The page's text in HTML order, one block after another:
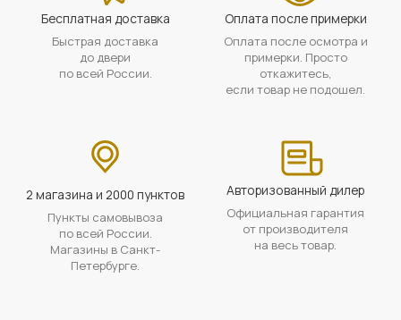
Бесплатная доставка
Быстрая доставка
до двери
по всей России.
Оплата после примерки
Оплата после осмотра и
примерки. Просто
откажитесь,
если товар не подошел.
2 магазина и 2000 пунктов
Пункты самовывоза
по всей России.
Магазины в Санкт-
Петербурге.
Авторизованный дилер
Официальная гарантия
от производителя
на весь товар.